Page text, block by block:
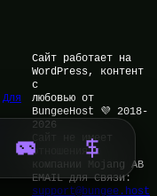
Для
Сайт работает на
WordPress, контент
с
любовью от
BungeeHost 💜 2018-
2026
Сайт не имеет
отношения к
компании Mojang AB
EMAIL для Связи:
support@bungee.host